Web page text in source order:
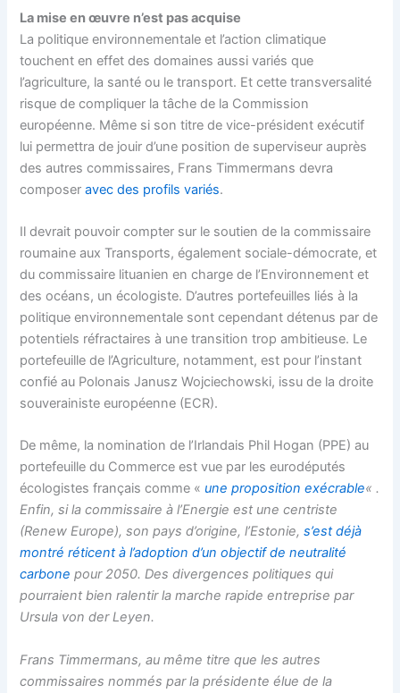
La mise en œuvre n’est pas acquise
La politique environnementale et l’action climatique
touchent en effet des domaines aussi variés que
l’agriculture, la santé ou le transport. Et cette transversalité
risque de compliquer la tâche de la Commission
européenne. Même si son titre de vice-président exécutif
lui permettra de jouir d’une position de superviseur auprès
des autres commissaires, Frans Timmermans devra
composeravec des profils variés.
Il devrait pouvoir compter sur le soutien de la commissaire
roumaine aux Transports, également sociale-démocrate, et
du commissaire lituanien en charge de l’Environnement et
des océans, un écologiste. D’autres portefeuilles liés à la
politique environnementale sont cependant détenus par de
potentiels réfractaires à une transition trop ambitieuse. Le
portefeuille de l’Agriculture, notamment, est pour l’instant
confié au Polonais Janusz Wojciechowski, issu de la droite
souverainiste européenne (ECR).
De même, la nomination de l’Irlandais Phil Hogan (PPE) au
portefeuille du Commerce est vue par les eurodéputés
écologistes français comme « une proposition exécrable«.
Enfin, si la commissaire à l’Energie est une centriste
(Renew Europe), son pays d’origine, l’Estonie,s’est déjà
montré réticent à l’adoption d’un objectif de neutralité
carbone pour 2050. Des divergences politiques qui
pourraient bien ralentir la marche rapide entreprise par
Ursula von der Leyen.
Frans Timmermans, au même titre que les autres
commissaires nommés par la présidente élue de la